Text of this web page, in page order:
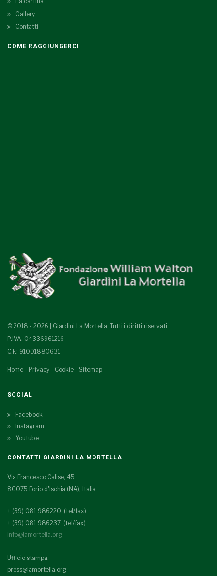
Gallery
Contatti
COME RAGGIUNGERCI
© 2018 - 2026 | Giardini La Mortella. Tutti i diritti riservati.
P.IVA: 04336961216
C.F.: 91001880631
Home - Privacy - Cookie - Sitemap
SOCIAL
Facebook
Instagram
Youtube
CONTATTI GIARDINI LA MORTELLA
Via Francesco Calise, 45
80075 Forio d'Ischia (NA), Italia
+ (39) 081.986220 (tel/fax)
+ (39) 081.986237 (tel/fax)
info@lamortella.org
Ufficio stampa:
press@lamortella.org